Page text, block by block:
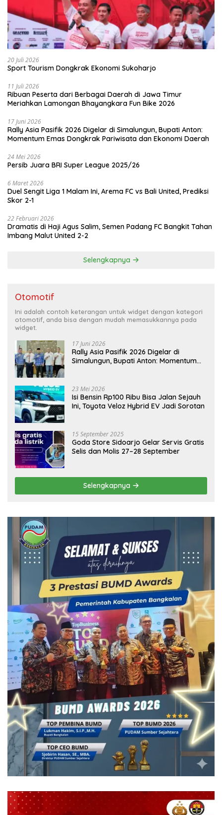
20 Juli 2026
Sport Tourism Dongkrak Ekonomi Sukoharjo
11 Juli 2026
Ribuan Peserta dari Berbagai Daerah di Jawa Timur
Meriahkan Lamongan Bhayangkara Fun Bike 2026
17 Juni 2026
Rally Asia Pasifik 2026 Digelar di Simalungun, Bupati Anton:
Momentum Emas Dongkrak Pariwisata dan Ekonomi Daerah
24 Mei 2026
Persib Juara BRI Super League 2025/26
6 Maret 2026
Duel Sengit Liga 1 Malam Ini, Arema FC vs Bali United, Prediksi
Skor 2-1
22 Februari 2026
Dramatis di Haji Agus Salim, Semen Padang FC Bangkit Tahan
Imbang Malut United 2-2
Selengkapnya
Otomotif
Ini adalah contoh keterangan untuk widget dengan kategori
otomotif, anda bisa dengan mudah memasukkannya pada
widget.
17 Juni 2026
Rally Asia Pasifik 2026 Digelar di
Simalungun, Bupati Anton: Momentum
23 Mei 2026
Isi Bensin Rp100 Ribu Bisa Jalan Sejauh
Ini, Toyota Veloz Hybrid EV Jadi Sorotan
15 September 2025
Goda Store Sidoarjo Gelar Servis Gratis
Selis dan Molis 27–28 September
Selengkapnya